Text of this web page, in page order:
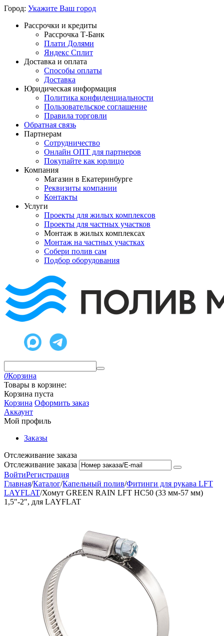
Город: Укажите Ваш город
Рассрочки и кредиты
Рассрочка Т-Банк
Плати Долями
Яндекс Сплит
Доставка и оплата
Способы оплаты
Доставка
Юридическая информация
Политика конфиденциальности
Пользовательское соглашение
Правила торговли
Обратная связь
Партнерам
Сотрудничество
Онлайн ОПТ для партнеров
Покупайте как юрлицо
Компания
Магазин в Екатеринбурге
Реквизиты компании
Контакты
Услуги
Проекты для жилых комплексов
Проекты для частных участков
Монтаж в жилых комплексах
Монтаж на частных участках
Собери полив сам
Подбор оборудования
0Корзина
Товары в корзине:
Корзина пуста
Корзина Оформить заказ
Аккаунт
Мой профиль
Заказы
Отслеживание заказа
Отслеживание заказа
ВойтиРегистрация
Главная/Каталог/Капельный полив/Фитинги для рукава LFT
LAYFLAT/Хомут GREEN RAIN LFT HC50 (33 мм-57 мм)
1,5"-2", для LAYFLAT